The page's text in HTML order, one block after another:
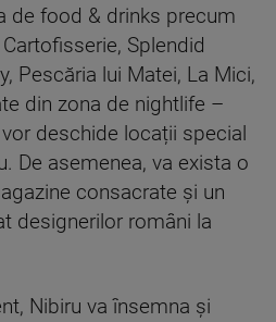
de food & drinks precum
Splendid
Pescăria lui Matei, La Mici,
din zona de nightlife –
deschide locații special
De asemenea, va exista o
consacrate și un
designerilor români la
Nibiru va însemna și